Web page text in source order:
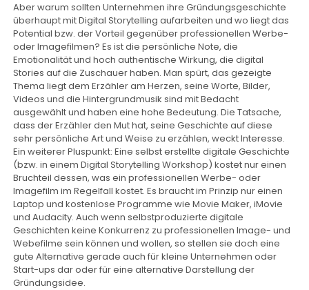
Aber warum sollten Unternehmen ihre Gründungsgeschichte
überhaupt mit Digital Storytelling aufarbeiten und wo liegt das
Potential bzw. der Vorteil gegenüber professionellen Werbe-
oder Imagefilmen? Es ist die persönliche Note, die
Emotionalität und hoch authentische Wirkung, die digital
Stories auf die Zuschauer haben. Man spürt, das gezeigte
Thema liegt dem Erzähler am Herzen, seine Worte, Bilder,
Videos und die Hintergrundmusik sind mit Bedacht
ausgewählt und haben eine hohe Bedeutung. Die Tatsache,
dass der Erzähler den Mut hat, seine Geschichte auf diese
sehr persönliche Art und Weise zu erzählen, weckt Interesse.
Ein weiterer Pluspunkt: Eine selbst erstellte digitale Geschichte
(bzw. in einem Digital Storytelling Workshop) kostet nur einen
Bruchteil dessen, was ein professionellen Werbe- oder
Imagefilm im Regelfall kostet. Es braucht im Prinzip nur einen
Laptop und kostenlose Programme wie Movie Maker, iMovie
und Audacity. Auch wenn selbstproduzierte digitale
Geschichten keine Konkurrenz zu professionellen Image- und
Webefilme sein können und wollen, so stellen sie doch eine
gute Alternative gerade auch für kleine Unternehmen oder
Start-ups dar oder für eine alternative Darstellung der
Gründungsidee.